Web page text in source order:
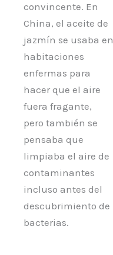
convincente. En
China, el aceite de
jazmín se usaba en
habitaciones
enfermas para
hacer que el aire
fuera fragante,
pero también se
pensaba que
limpiaba el aire de
contaminantes
incluso antes del
descubrimiento de
bacterias.